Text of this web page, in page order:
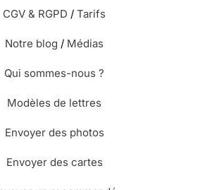
CGV & RGPD / Tarifs
Notre blog / Médias
Qui sommes-nous ?
Modèles de lettres
Envoyer des photos
Envoyer des cartes